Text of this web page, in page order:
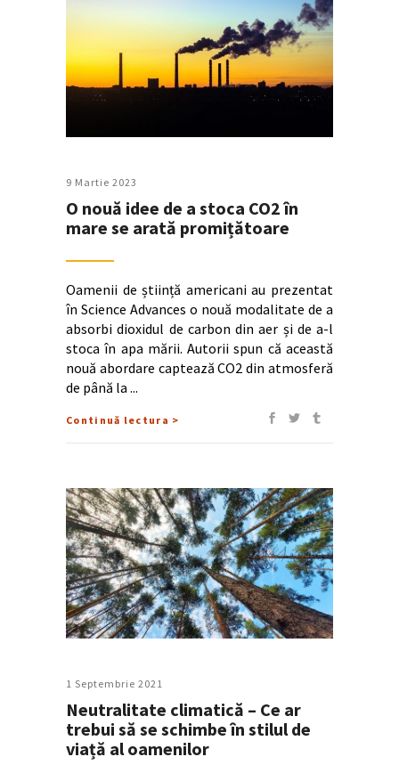
9 Martie 2023
O nouă idee de a stoca CO2 în
mare se arată promițătoare
Oamenii de știință americani au prezentat
în Science Advances o nouă modalitate de a
absorbi dioxidul de carbon din aer și de a-l
stoca în apa mării. Autorii spun că această
nouă abordare captează CO2 din atmosferă
de până la
Continuă lectura >
1 Septembrie 2021
Neutralitate climatică – Ce ar
trebui să se schimbe în stilul de
viață al oamenilor